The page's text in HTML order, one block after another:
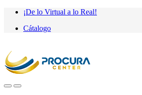
Saltar
navegación
saltar
contenido
¡De lo Virtual a lo Real!
Cátalogo